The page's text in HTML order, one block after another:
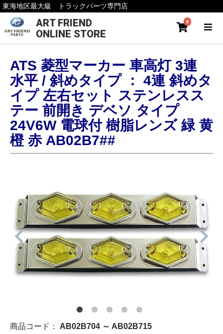
東海地区最大級 トラックパーツ専門店
ART FRIEND
ONLINE STORE
0
ATS 菱型マーカー 車高灯 3連
水平 / 斜めタイプ ： 4連 斜めタ
イプ 左右セット ステンレスス
テー 前開き デベソ タイプ
24V6W 電球付 樹脂レンズ 緑 黄
橙 赤 AB02B7##
商品コード： AB02B704 ～ AB02B715